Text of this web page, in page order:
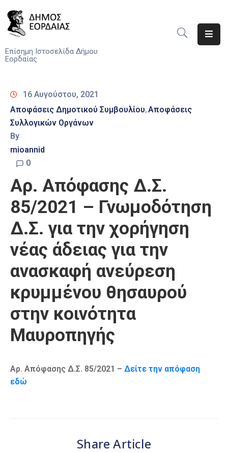
Επίσημη Ιστοσελίδα Δήμου
Εορδαίας
Υπηρεσίες
Του
Δήμου
Αποφάσεις
Καιρός
16 Αυγούστου, 2021
Αποφάσεις Δημοτικού Συμβουλίου‚Αποφάσεις
Συλλογικών Οργάνων
By
mioannid
0
Αρ. Απόφασης Δ.Σ.
85/2021 – Γνωμοδότηση
Δ.Σ. για την χορήγηση
νέας άδειας για την
ανασκαφή ανεύρεση
κρυμμένου θησαυρού
στην κοινότητα
Μαυροπηγής
Αρ. Απόφασης Δ.Σ. 85/2021 – Δείτε την απόφαση
εδώ
Share Article